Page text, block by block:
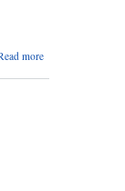
more
२०७७/०५/०७